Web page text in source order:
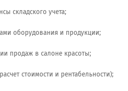
складского учета;
оборудования и продукции;
продаж в салоне красоты;
стоимости и рентабельности);